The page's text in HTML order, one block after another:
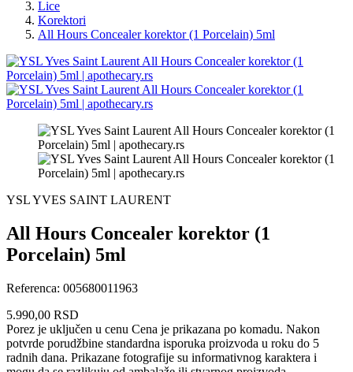
Lice
Korektori
All Hours Concealer korektor (1 Porcelain) 5ml
YSL YVES SAINT LAURENT
All Hours Concealer korektor (1
Porcelain) 5ml
Referenca: 005680011963
5.990,00 RSD
Porez je uključen u cenu Cena je prikazana po komadu. Nakon
potvrde porudžbine standardna isporuka proizvoda u roku do 5
radnih dana. Prikazane fotografije su informativnog karaktera i